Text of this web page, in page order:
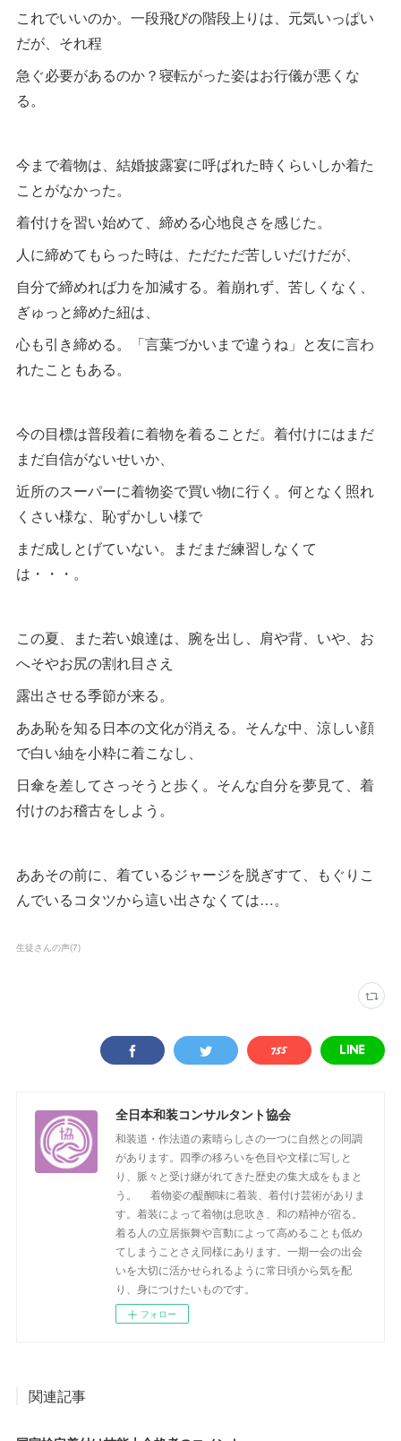
これでいいのか。一段飛びの階段上りは、元気いっぱい
だが、それ程
急ぐ必要があるのか？寝転がった姿はお行儀が悪くな
る。
今まで着物は、結婚披露宴に呼ばれた時くらいしか着た
ことがなかった。
着付けを習い始めて、締める心地良さを感じた。
人に締めてもらった時は、ただただ苦しいだけだが、
自分で締めれば力を加減する。着崩れず、苦しくなく、
ぎゅっと締めた紐は、
心も引き締める。「言葉づかいまで違うね」と友に言わ
れたこともある。
今の目標は普段着に着物を着ることだ。着付けにはまだ
まだ自信がないせいか、
近所のスーパーに着物姿で買い物に行く。何となく照れ
くさい様な、恥ずかしい様で
まだ成しとげていない。まだまだ練習しなくて
は・・・。
この夏、また若い娘達は、腕を出し、肩や背、いや、お
へそやお尻の割れ目さえ
露出させる季節が来る。
ああ恥を知る日本の文化が消える。そんな中、涼しい顔
で白い紬を小粋に着こなし、
日傘を差してさっそうと歩く。そんな自分を夢見て、着
付けのお稽古をしよう。
ああその前に、着ているジャージを脱ぎすて、もぐりこ
んでいるコタツから這い出さなくては…。
生徒さんの声(7)
全日本和装コンサルタント協会
和装道・作法道の素晴らしさの一つに自然との同調
があります。四季の移ろいを色目や文様に写しと
り、脈々と受け継がれてきた歴史の集大成をもまと
う。 着物姿の醍醐味に着装、着付け芸術がありま
す。着装によって着物は息吹き、和の精神が宿る。
着る人の立居振舞や言動によって高めることも低め
てしまうことさえ同様にあります。一期一会の出会
いを大切に活かせられるように常日頃から気を配
り、身につけたいものです。
フォロー
関連記事